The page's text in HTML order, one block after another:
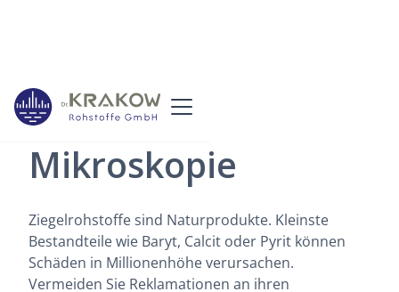
Mikroskopie
Ziegelrohstoffe sind Naturprodukte. Kleinste
Bestandteile wie Baryt, Calcit oder Pyrit können
Schäden in Millionenhöhe verursachen.
Vermeiden Sie Reklamationen an ihren